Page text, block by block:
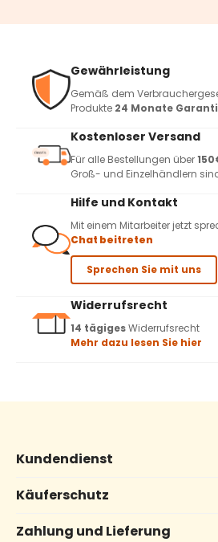
Gewährleistung
Gemäß dem
Produkte 24 Monate
Kostenloser Versand
Für alle Bestellungen über
Groß- und Einzelhändlern
Hilfe und Kontakt
Mit einem Mitarbeiter jetzt
Chat beitreten
Sprechen Sie mit uns
Widerrufsrecht
14 tägigesWiderrufsrecht
Mehr dazu lesen Sie hier
Kundendienst
Käuferschutz
Zahlung und Lieferung